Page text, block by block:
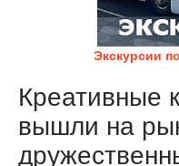
Экскурсии
Креативные
вышли на